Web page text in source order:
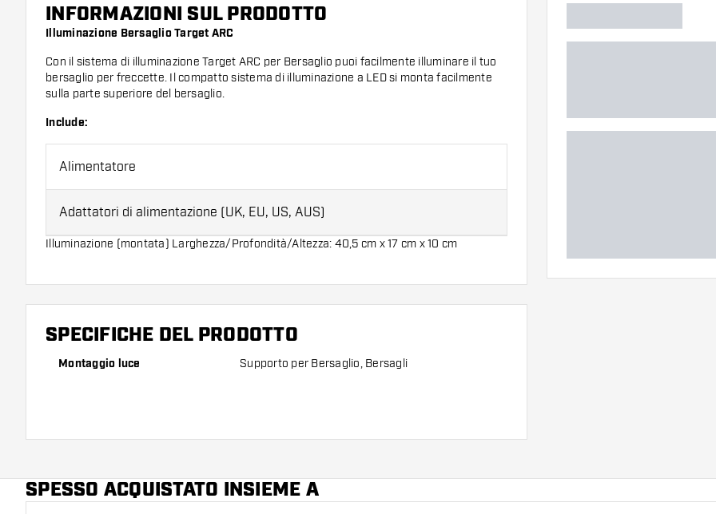
INFORMAZIONI SUL PRODOTTO
Illuminazione Bersaglio Target ARC
Con il sistema di illuminazione Target ARC per Bersaglio puoi facilmente illuminare il tuo
bersaglio per freccette. Il compatto sistema di illuminazione a LED si monta facilmente
sulla parte superiore del bersaglio.
Include:
Alimentatore
Adattatori di alimentazione (UK, EU, US, AUS)
Illuminazione (montata) Larghezza/Profondità/Altezza: 40,5 cm x 17 cm x 10 cm
SPECIFICHE DEL PRODOTTO
Montaggio luce Supporto per Bersaglio, Bersagli
SPESSO ACQUISTATO INSIEME A